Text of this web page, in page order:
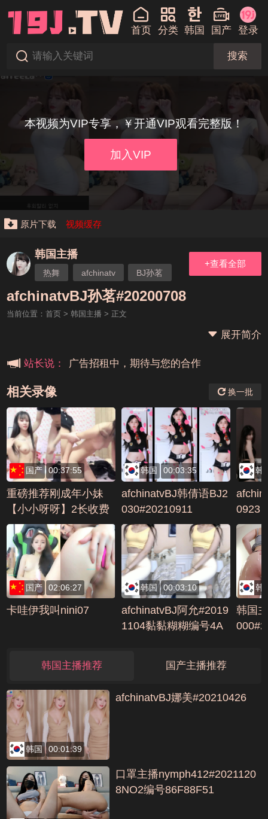
首页 分类 韩国 国产 登录
搜索
本视频为VIP专享，￥开通VIP观看完整版！
加入VIP
原片下载 视频缓存
韩国主播
热舞 afchinatv BJ孙茗
+查看全部
afchinatvBJ孙茗#20200708
当前位置： 首页> 韩国主播 > 正文
展开简介
站长说：
本站大事件(19j网站发展历程)
广告招租中，期待与您的合作
相关录像 换一批
国产 00:37:55
重磅推荐刚成年小妹
【小小呀呀】2长收费
啪啪秀超清露出(1)AVI
编号C0F8F5D2
韩国 00:03:35
afchinatvBJ韩倩语BJ2
030#20210911
韩
0923
国产 02:06:27
卡哇伊我叫nini07
韩国 00:03:10
afchinatvBJ阿允#2019
1104黏黏糊糊编号4A
韩
韩国
韩国主播推荐 国产主播推荐
韩国 00:01:39
afchinatvBJ娜美#20210426
口罩主播nymph412#2021120
8NO2编号86F88F51